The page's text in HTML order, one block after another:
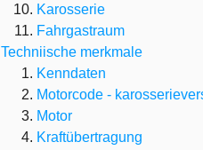
Karosserie
Fahrgastraum
Techniische merkmale
Kenndaten
Motorcode -
Motor
Kraftübertragung